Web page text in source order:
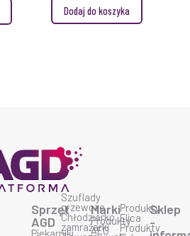
MULTI-AIR I
Dodaj do koszyka
Sprzęt
AGD
Piekarniki
Szuflady
grzewcze
Chłodziarko
zamrażarki
Marki
Produkty
AEG
Produkty
Elica
Produkty
Sklep
-